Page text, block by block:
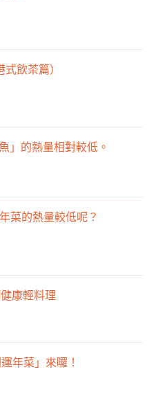
飲茶篇）
」的熱量相對較低。
菜的熱量較低呢？
康輕料理
年菜」來囉！